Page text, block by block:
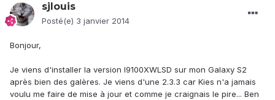
sjlouis
Posté(e) 3 janvier 2014
Bonjour,
Je viens d'installer la version I9100XWLSD sur mon Galaxy S2
après bien des galères. Je viens d'une 2.3.3 car Kies n'a jamais
voulu me faire de mise à jour et comme je craignais le pire... Ben